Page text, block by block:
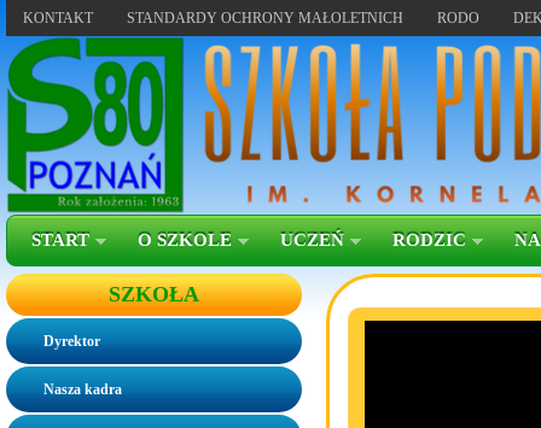
KONTAKT STANDARDY OCHRONY MAŁOLETNICH RODO
START O SZKOLE UCZEŃ RODZIC
SZKOŁA
Dyrektor
Nasza kadra